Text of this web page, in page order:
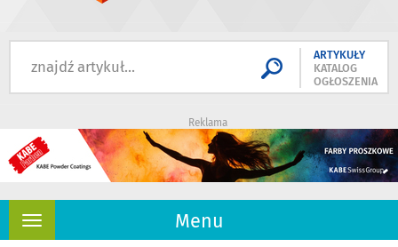
ARTYKUŁY
KATALOG
OGŁOSZENIA
Reklama
Menu
Rozwiń